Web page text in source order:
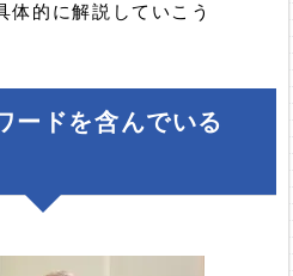
体的に解説していこう
ードを含んでいる